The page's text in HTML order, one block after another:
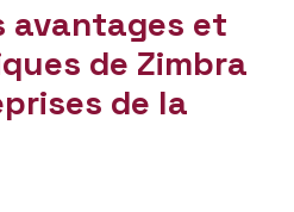
avantages et
de Zimbra
de la